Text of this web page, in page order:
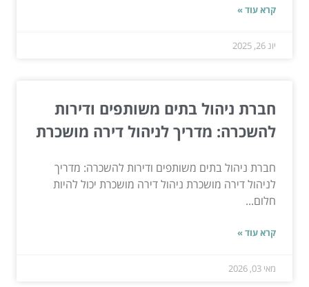
קרא עוד »
יונ 26, 2025
חברת ניהול בתים משותפים ודירות
להשכרה: מדריך לניהול דירה מושכרת
חברת ניהול בתים משותפים ודירות להשכרה: מדריך
לניהול דירה מושכרת ניהול דירה מושכרת יכול להיות
חלום...
קרא עוד »
מאי 03, 2026